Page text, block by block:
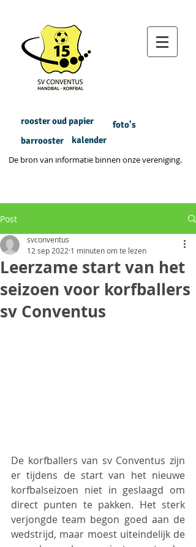
rooster oud papier
barrooster
foto's
kalender
De bron van informatie binnen onze vereniging.
Post
Leerzame start van het
seizoen voor korfballers
sv Conventus
svconventus
12 sep 2022 1 minuten om te lezen
De korfballers van sv Conventus zijn
er tijdens de start van het nieuwe
korfbalseizoen niet in geslaagd om
direct punten te pakken. Het sterk
verjongde team begon goed aan de
wedstrijd, maar moest uiteindelijk de